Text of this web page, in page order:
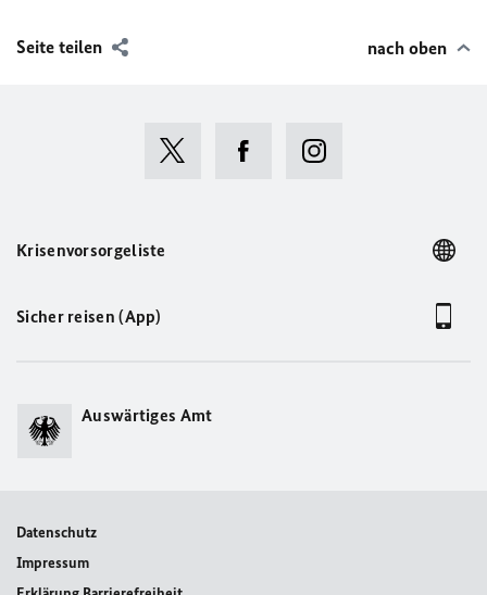
Seite teilen nach oben
Krisenvorsorgeliste
Sicher reisen (App)
Auswärtiges Amt
Datenschutz
Impressum